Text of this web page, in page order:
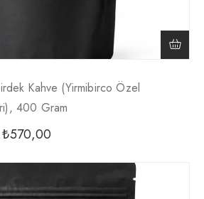
Kahve (Yirmibirco Özel
400 Gram
₺570,00